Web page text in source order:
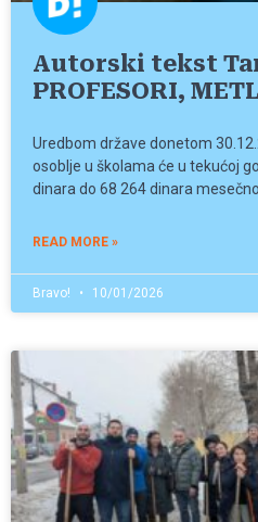
Autorski tekst
PROFESORI,
Uredbom države donetom
osoblje u školama će u tekućoj
dinara do 68 264 dinara
READ MORE »
Bravo! 10/01/2026